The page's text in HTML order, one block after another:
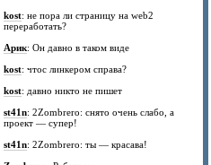
kost: не пора ли страницу на web2
переработать?
Арик: Он давно в таком виде
kost: чтос линкером справа?
kost: давно никто не пишет
st41n: 2Zombrero: снято очень слабо, а
проект — супер!
st41n: 2Zombrero: ты — красава!